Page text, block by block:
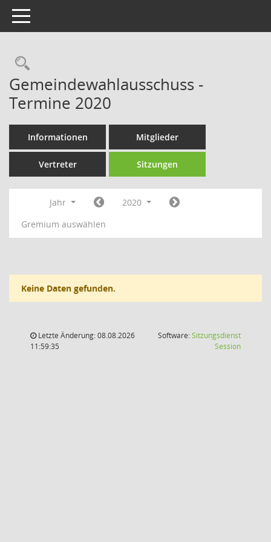
Toggle navigation
Rechercheauswahl
Gemeindewahlausschuss -
Termine 2020
Informationen Mitglieder
Vertreter Sitzungen
Jahr
2020
Gremium auswählen
Keine Daten gefunden.
Letzte Änderung: 08.08.2026
11:59:35
Software:Sitzungsdienst
Session(Wird in